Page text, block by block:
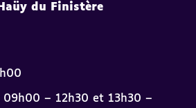
du Finistère
– 12h30 et 13h30 –